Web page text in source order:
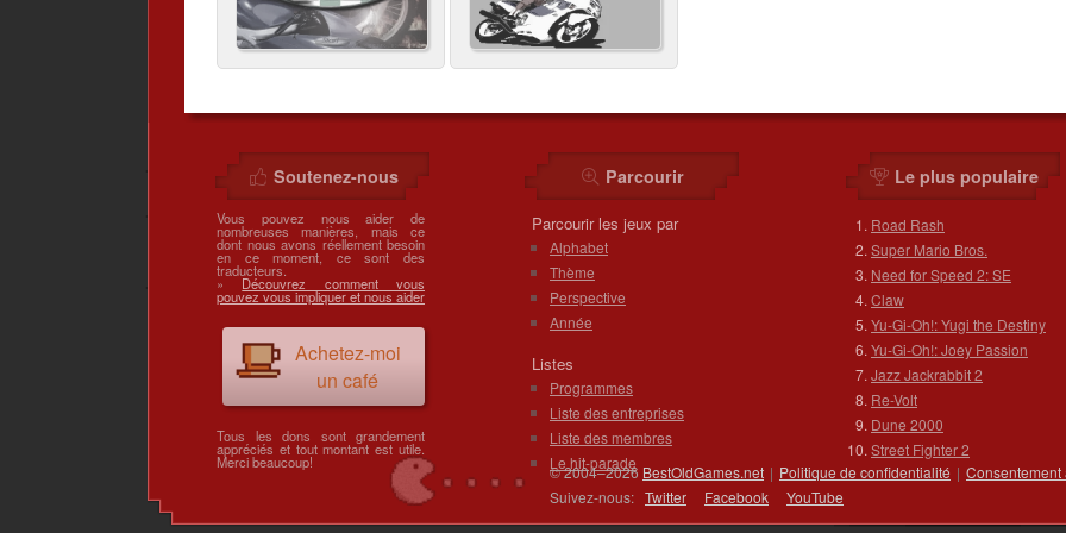
Soutenez-nous
Vous pouvez nous aider de
nombreuses manières, mais ce
dont nous avons réellement besoin
en ce moment, ce sont des
traducteurs.
» Découvrez comment vous
pouvez vous impliquer et nous aider
Achetez-moi
un café
Tous les dons sont grandement
appréciés et tout montant est utile.
Merci beaucoup!
Parcourir
Parcourir les jeux par
Alphabet
Thème
Perspective
Année
Listes
Programmes
Liste des entreprises
Liste des membres
Le hit-parade
Le plus populaire
Road Rash
Super Mario Bros.
Need for Speed 2: SE
Claw
Yu-Gi-Oh!: Yugi the Destiny
Yu-Gi-Oh!: Joey Passion
Jazz Jackrabbit 2
Re-Volt
Dune 2000
Street Fighter 2
© 2004–2026 BestOldGames.net | Politique de confidentialité | Consentement
Suivez-nous: Twitter Facebook YouTube